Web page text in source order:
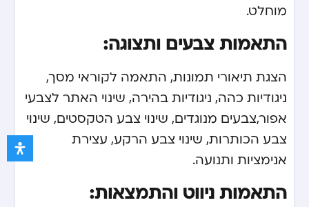
מוחלט.
התאמות צבעים ותצוגה:
הצגת תיאורי תמונות, התאמה לקוראי מסך,
ניגודיות כהה, ניגודיות בהירה, שינוי האתר לצבעי
אפור,צבעים מנוגדים, שינוי צבע הטקסטים, שינוי
צבע הכותרות, שינוי צבע הרקע, עצירת
אנימציות ותנועה.
התאמות ניווט והתמצאות: